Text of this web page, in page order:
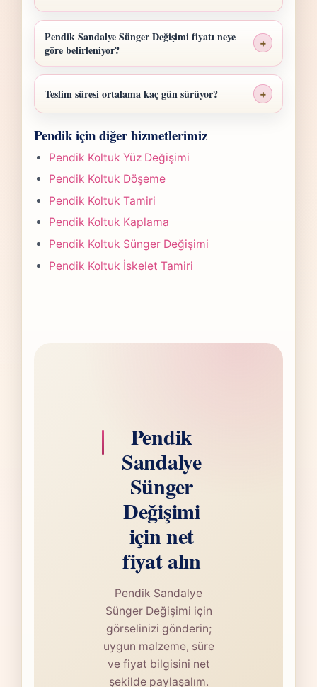
Pendik Sandalye Sünger Değişimi fiyatı neye
göre belirleniyor?
+
Pendik Sandalye Sünger Değişimi fiyatı;
ölçü, malzeme sınıfı, işçilik yoğunluğu ve
teslim planına göre belirlenir. Fotoğraf
gönderdiğinizde hızlıca anlaşılır bir aralık
paylaşırız.
Teslim süresi ortalama kaç gün sürüyor? +
süre yapılan işlemin kapsamına göre
değişir. Çoğu projede 5-7 iş günü hedefiyle
çalışır, olası değişikliği önceden bildiririz.
Pendik için diğer hizmetlerimiz
Pendik Koltuk Yüz Değişimi
Pendik Koltuk Döşeme
Pendik Koltuk Tamiri
Pendik Koltuk Kaplama
Pendik Koltuk Sünger Değişimi
Pendik Koltuk İskelet Tamiri
Pendik
Sandalye
Sünger
Değişimi
için net
fiyat alın
Pendik Sandalye
Sünger Değişimi için
görselinizi gönderin;
uygun malzeme, süre
ve fiyat bilgisini net
şekilde paylaşalım.